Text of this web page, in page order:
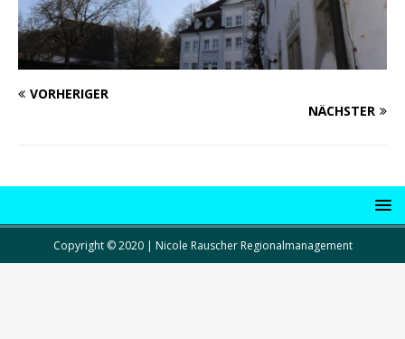
VORHERIGER
NÄCHSTER
Copyright © 2020 | Nicole Rauscher Regionalmanagement